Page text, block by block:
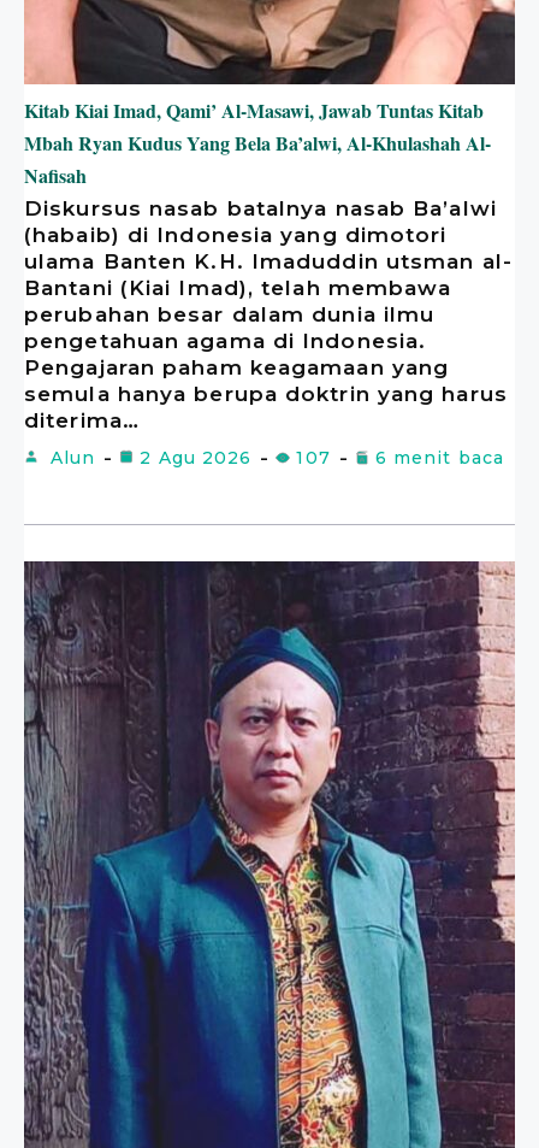
Kitab Kiai Imad, Qami’ Al-Masawi, Jawab Tuntas Kitab
Mbah Ryan Kudus Yang Bela Ba’alwi, Al-Khulashah Al-
Nafisah
Diskursus nasab batalnya nasab Ba’alwi
(habaib) di Indonesia yang dimotori
ulama Banten K.H. Imaduddin utsman al-
Bantani (Kiai Imad), telah membawa
perubahan besar dalam dunia ilmu
pengetahuan agama di Indonesia.
Pengajaran paham keagamaan yang
semula hanya berupa doktrin yang harus
diterima…
Alun 2 Agu 2026 107 6 menit baca